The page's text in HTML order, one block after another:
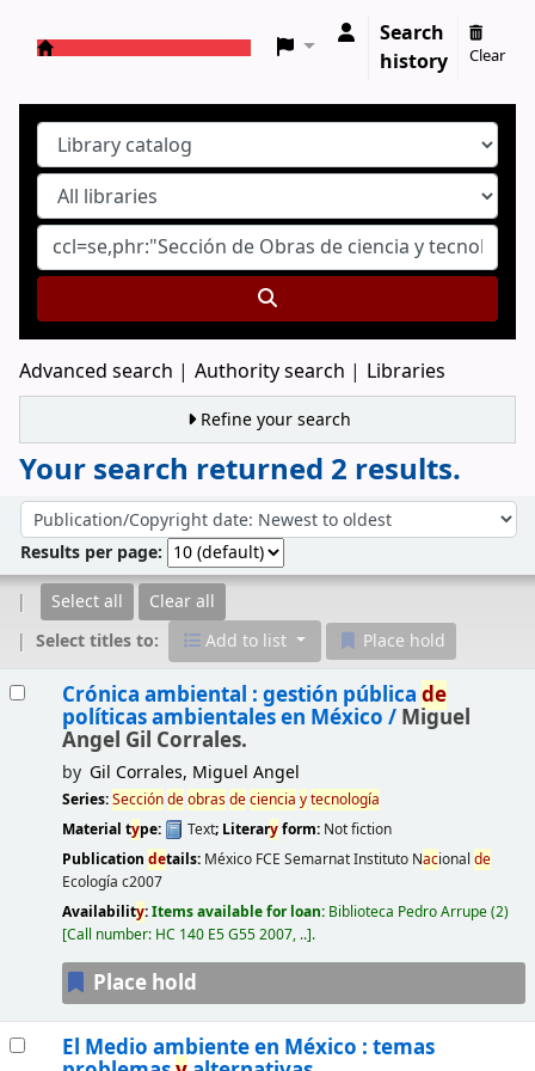
Search
history
Clear
Advanced search Authority search Libraries
Refine your search
Your search returned 2 results.
Sort by:
Results per page:
Select all
Clear all
Select titles to:
Add to list Place hold
Crónica ambiental : gestión pública de
políticas ambientales en México / Miguel
Angel Gil Corrales.
by Gil Corrales, Miguel Angel
Series:Seccióndeobrasdeciencia ytecnología
Material type: Text; Literaryform: Not fiction
Publication details: México FCE Semarnat Instituto Nacional de
Ecología c2007
Availability:Items available for loan: Biblioteca Pedro Arrupe(2)
Call number: HC 140 E5 G55 2007, .. .
Place hold
El Medio ambiente en México : temas